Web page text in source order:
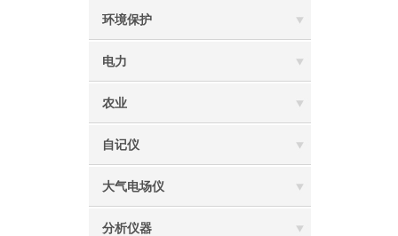
环境保护
电力
农业
自记仪
大气电场仪
分析仪器